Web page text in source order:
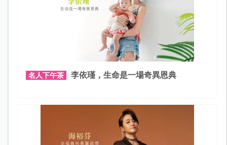
名人下午茶 李依瑾，生命是一場奇異恩典